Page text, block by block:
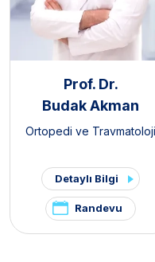
Prof. Dr.
Budak Akman
Ortopedi ve Travmatoloji
Detaylı Bilgi
Randevu